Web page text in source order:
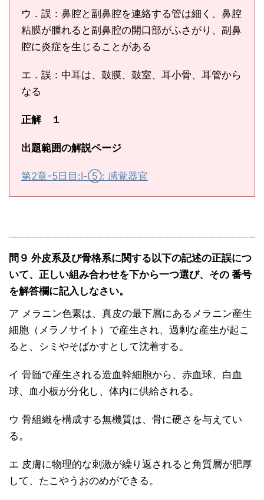
ウ．誤：鼻腔と副鼻腔を連絡する管は細く、鼻腔
粘膜が腫れると副鼻腔の開口部がふさがり、副鼻
腔に炎症を生じることがある
エ．誤：中耳は、鼓膜、鼓室、耳小骨、耳管から
なる
正解 １
出題範囲の解説ページ
第2章-5日目:Ⅰ-⑤: 感覚器官
問９ 外皮系及び骨格系に関する以下の記述の正誤につ
いて、正しい組み合わせを下から一つ選び、その 番号
を解答欄に記入しなさい。
ア メラニン色素は、真皮の最下層にあるメラニン産生
細胞（メラノサイト）で産生され、過剰な産生が起こ
ると、シミやそばかすとして沈着する。
イ 骨髄で産生される造血幹細胞から、赤血球、白血
球、血小板が分化し、体内に供給される。
ウ 骨組織を構成する無機質は、骨に硬さを与えてい
る。
エ 皮膚に物理的な刺激が繰り返されると角質層が肥厚
して、たこやうおのめができる。